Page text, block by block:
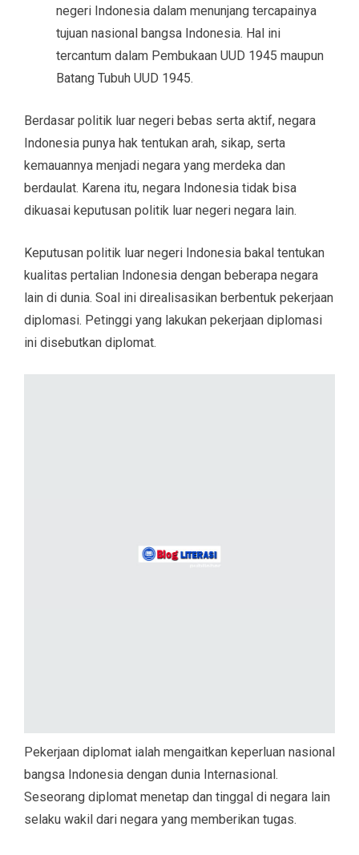
negeri Indonesia dalam menunjang tercapainya
tujuan nasional bangsa Indonesia. Hal ini
tercantum dalam Pembukaan UUD 1945 maupun
Batang Tubuh UUD 1945.
Berdasar politik luar negeri bebas serta aktif, negara
Indonesia punya hak tentukan arah, sikap, serta
kemauannya menjadi negara yang merdeka dan
berdaulat. Karena itu, negara Indonesia tidak bisa
dikuasai keputusan politik luar negeri negara lain.
Keputusan politik luar negeri Indonesia bakal tentukan
kualitas pertalian Indonesia dengan beberapa negara
lain di dunia. Soal ini direalisasikan berbentuk pekerjaan
diplomasi. Petinggi yang lakukan pekerjaan diplomasi
ini disebutkan diplomat.
Pekerjaan diplomat ialah mengaitkan keperluan nasional
bangsa Indonesia dengan dunia Internasional.
Seseorang diplomat menetap dan tinggal di negara lain
selaku wakil dari negara yang memberikan tugas.